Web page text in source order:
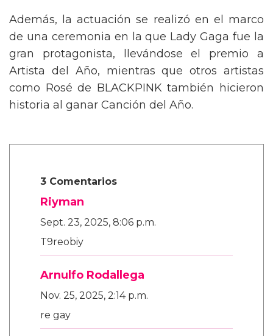
Además, la actuación se realizó en el marco
de una ceremonia en la que Lady Gaga fue la
gran protagonista, llevándose el premio a
Artista del Año, mientras que otros artistas
como Rosé de BLACKPINK también hicieron
historia al ganar Canción del Año.
3 Comentarios
Riyman
Sept. 23, 2025, 8:06 p.m.
T9reobiy
Arnulfo Rodallega
Nov. 25, 2025, 2:14 p.m.
re gay